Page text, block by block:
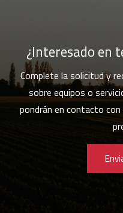
¿Interesado en
Complete la solicitud y
sobre equipos o
pondrán en contacto